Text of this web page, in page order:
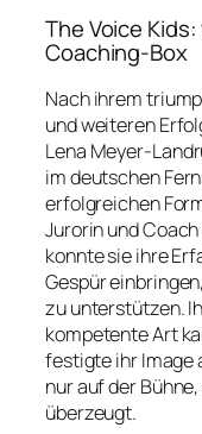
The Voice
Coaching-Box
Nach ihrem
und weiteren
Lena Meyer-
im deutschen
erfolgreichen
Jurorin und
konnte sie ihre
Gespür
zu unterstützen.
kompetente Art
festigte ihr Image
nur auf der
überzeugt.